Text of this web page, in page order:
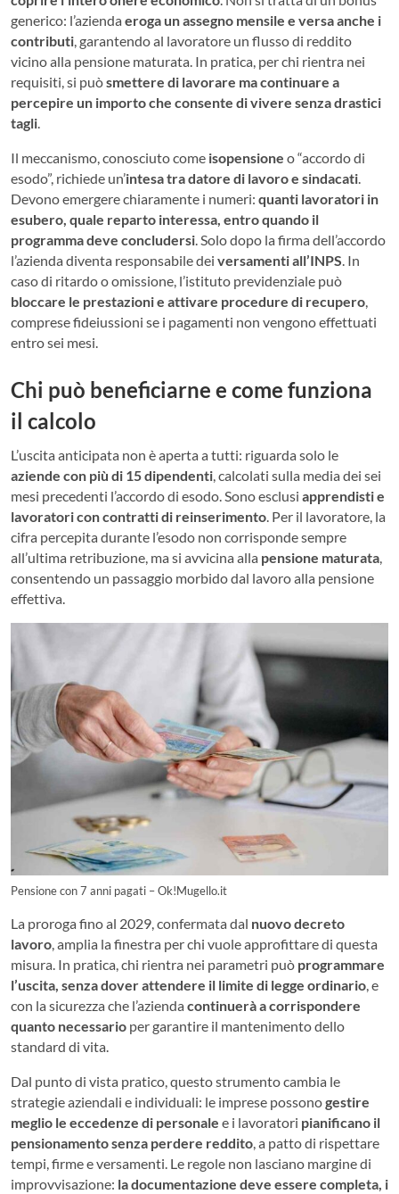
generico: l’azienda eroga un assegno mensile e versa anche i
contributi , garantendo al lavoratore un flusso di reddito
vicino alla pensione maturata. In pratica, per chi rientra nei
requisiti, si puòsmettere di lavorare ma continuare a
percepire un importo che consente di vivere senza drastici
tagli
Il meccanismo, conosciuto come isopensione o “accordo di
esodo”, richiede un’intesa tra datore di lavoro e sindacati
Devono emergere chiaramente i numeri: quanti lavoratori in
esubero, quale reparto interessa, entro quando il
programma deve concludersi . Solo dopo la firma dell’accordo
l’azienda diventa responsabile dei versamenti all’INPS . In
caso di ritardo o omissione, l’istituto previdenziale può
bloccare le prestazioni e attivare procedure di recupero
comprese fideiussioni se i pagamenti non vengono effettuati
entro sei mesi.
Chi può beneficiarne e come funziona
il calcolo
L’uscita anticipata non è aperta a tutti: riguarda solo le
aziende con più di 15 dipendenti, calcolati sulla media dei sei
mesi precedenti l’accordo di esodo. Sono esclusi apprendisti e
lavoratori con contratti di reinserimento. Per il lavoratore, la
cifra percepita durante l’esodo non corrisponde sempre
all’ultima retribuzione, ma si avvicina alla pensione maturata,
consentendo un passaggio morbido dal lavoro alla pensione
effettiva.
Pensione con 7 anni pagati – Ok!Mugello.it
La proroga fino al 2029, confermata dal nuovo decreto
lavoro, amplia la finestra per chi vuole approfittare di questa
misura. In pratica, chi rientra nei parametri può programmare
l’uscita, senza dover attendere il limite di legge ordinario, e
con la sicurezza che l’azienda continuerà a corrispondere
quanto necessario per garantire il mantenimento dello
standard di vita.
Dal punto di vista pratico, questo strumento cambia le
strategie aziendali e individuali: le imprese possonogestire
meglio le eccedenze di personale e i lavoratori pianificano il
pensionamento senza perdere reddito, a patto di rispettare
tempi, firme e versamenti. Le regole non lasciano margine di
improvvisazione: la documentazione deve essere completa, i